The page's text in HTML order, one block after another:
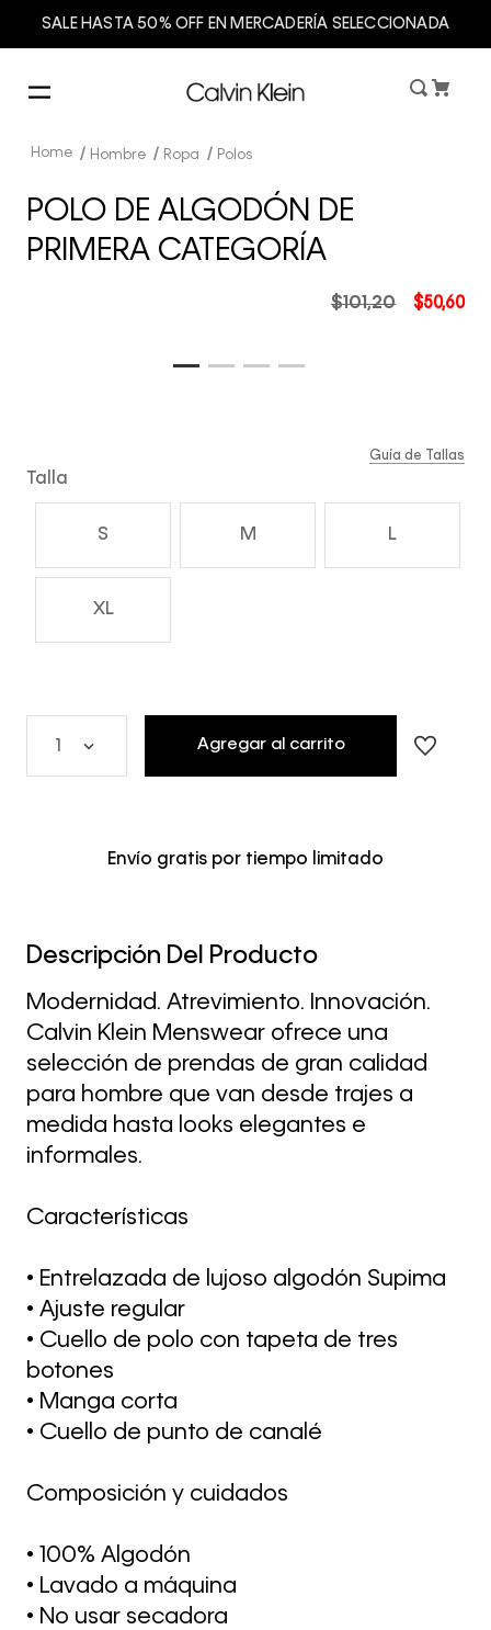
SALE HASTA 50% OFF EN MERCADERÍA SELECCIONADA
Hombre Ropa Polos
POLO DE ALGODÓN DE
PRIMERA CATEGORÍA
$50,60
$101,20
Talla
S M L
XL
Guía de Tallas
Agregar al carrito
Envío gratis por tiempo limitado
Descripción Del Producto
Modernidad. Atrevimiento. Innovación.
Calvin Klein Menswear ofrece una
selección de prendas de gran calidad
para hombre que van desde trajes a
medida hasta looks elegantes e
informales.
Características
• Entrelazada de lujoso algodón Supima
• Ajuste regular
• Cuello de polo con tapeta de tres
botones
• Manga corta
• Cuello de punto de canalé
Composición y cuidados
• 100% Algodón
• Lavado a máquina
• No usar secadora